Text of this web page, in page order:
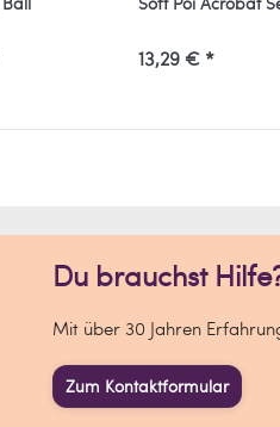
13,29 € *
Du brauchst
Mit über 30 Jahren
Zum Kontaktformular